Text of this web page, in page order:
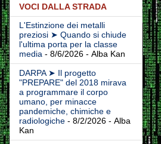
VOCI DALLA STRADA
L'Estinzione dei metalli
preziosi ➤ Quando si chiude
l'ultima porta per la classe
media - 8/6/2026 - Alba Kan
DARPA ➤ Il progetto
"PREPARE" del 2018 mirava
a programmare il corpo
umano, per minacce
pandemiche, chimiche e
radiologiche - 8/2/2026 - Alba
Kan